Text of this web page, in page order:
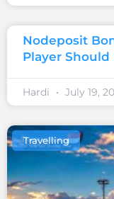
Nodeposit
Player Should
Hardi July 19,
Travelling